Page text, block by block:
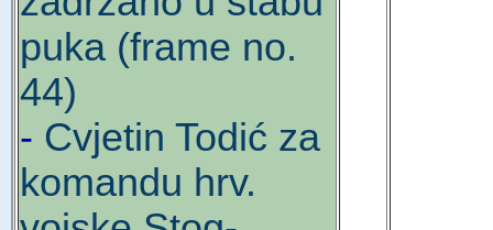
puka (frame no.
44)
- Cvjetin Todić za
komandu hrv.